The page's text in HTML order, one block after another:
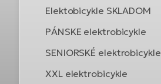
Elektobicykle SKLADOM
PÁNSKE elektrobicykle
SENIORSKÉ elektrobicykle
XXL elektrobicykle